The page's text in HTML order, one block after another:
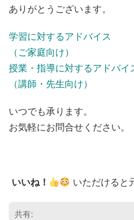
ありがとうございます。
学習に対するアドバイス
（ご家庭向け）
授業・指導に対するアドバイ
（講師・先生向け）
いつでも承ります。
お気軽にお問合せください。
いいね！ いただけると
共有: